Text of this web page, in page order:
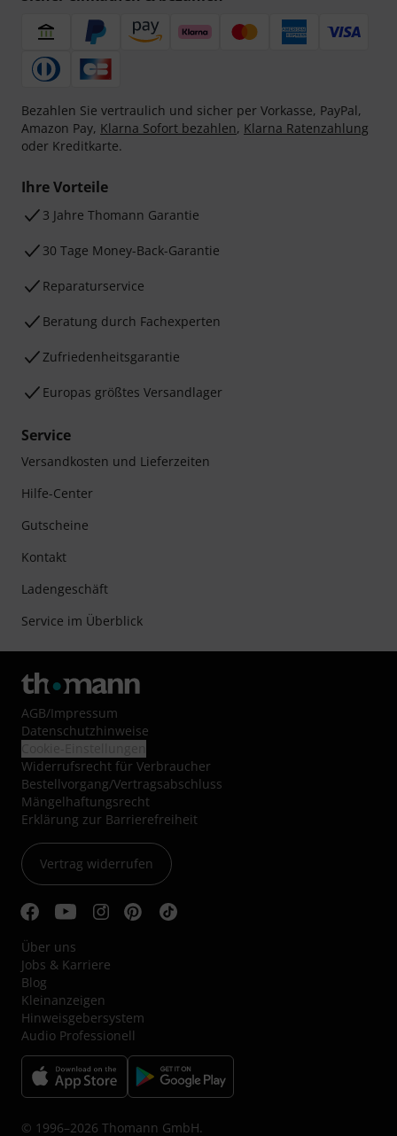
Bezahlen Sie vertraulich und sicher per Vorkasse, PayPal,
Amazon Pay, Klarna Sofort bezahlen, Klarna Ratenzahlung
oder Kreditkarte.
Ihre Vorteile
3 Jahre Thomann Garantie
30 Tage Money-Back-Garantie
Reparaturservice
Beratung durch Fachexperten
Zufriedenheitsgarantie
Europas größtes Versandlager
Service
Versandkosten und Lieferzeiten
Hilfe-Center
Gutscheine
Kontakt
Ladengeschäft
Service im Überblick
AGB/Impressum
Datenschutzhinweise
Widerrufsrecht für Verbraucher
Bestellvorgang/Vertragsabschluss
Mängelhaftungsrecht
Erklärung zur Barrierefreiheit
Vertrag widerrufen
Über uns
Jobs & Karriere
Blog
Kleinanzeigen
Hinweisgebersystem
Audio Professionell
© 1996–2026 Thomann GmbH.